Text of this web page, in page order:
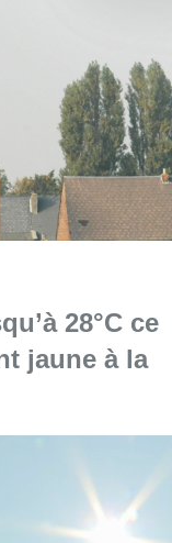
28°C ce
jaune à la